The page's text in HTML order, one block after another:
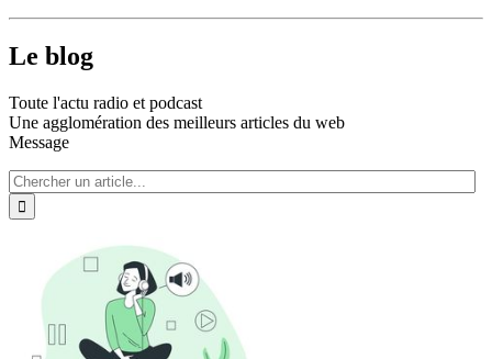
Le blog
Toute l'actu radio et podcast
Une agglomération des meilleurs articles du web
Message